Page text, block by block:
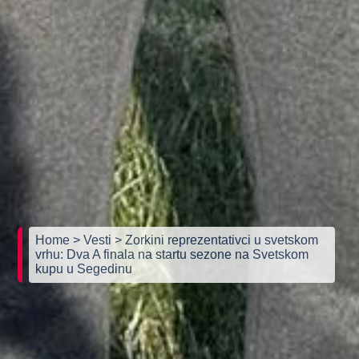
Home> Vesti> Zorkini reprezentativci u svetskom
vrhu: Dva A finala na startu sezone na Svetskom
kupu u Segedinu